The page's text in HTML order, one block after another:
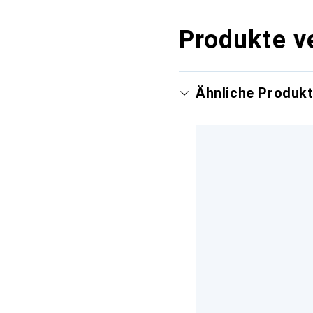
Produkte
Ähnliche